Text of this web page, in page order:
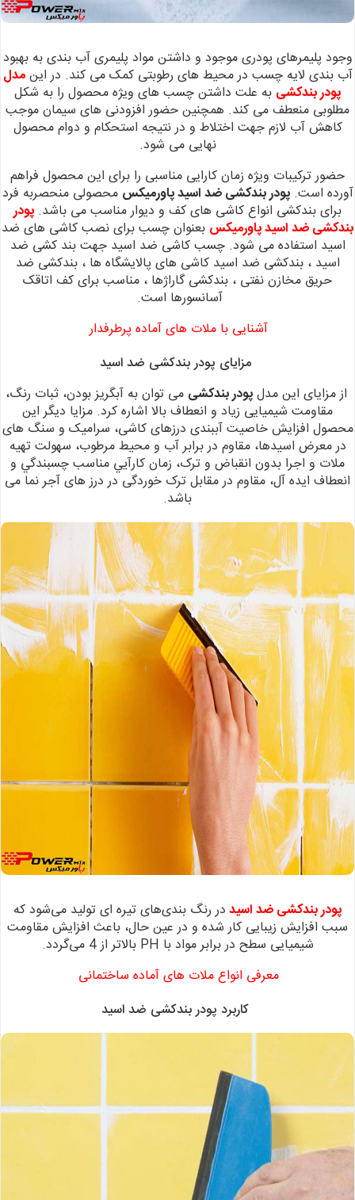
وجود پلیمرهای پودری موجود و داشتن مواد پلیمری آب بندی به بهبود
آب بندی لایه چسب در محیط های رطوبتی کمک می کند. در اینمدل
پودر بندکشی به علت داشتن چسب های ویژه محصول را به شکل
مطلوبی منعطف می کند. همچنین حضور افزودنی های سیمان موجب
کاهش آب لازم جهت اختلاط و در نتیجه استحکام و دوام محصول
نهایی می شود.
حضور ترکیبات ویژه زمان کارایی مناسبی را برای این محصول فراهم
آورده است.پودر بندکشی ضد اسید پاورمیکس محصولی منحصربه فرد
برای بندکشی انواع کاشی های کف و دیوار مناسب می باشد. پودر
بندکشی ضد اسید پاورمیکس بعنوان چسب برای نصب کاشی های ضد
اسید استفاده می شود. چسبکاشی ضد اسید جهت بند کشی ضد
اسید ، بندکشی ضد اسید کاشی های پالایشگاه ها ، بندکشی ضد
حریق مخازن نفتی ، بندکشی گاراژها ، مناسب برای کف اتاقک
آسانسورها است.
آشنایی با ملات های آماده پرطرفدار
مزایای پودر بندکشی ضد اسید
از مزایای این مدلپودر بندکشی می توان به آبگریز بودن، ثبات رنگ،
مقاومت شیمیایی زیاد و انعطاف بالا اشاره کرد. مزایا دیگراین
محصول افزایش خاصیت آببندی درزهای کاشی، سرامیک و سنگ های
در معرض اسیدها،مقاوم در ﺑﺮاﺑﺮ آب و ﻣﺤﻴﻂ ﻣﺮﻃﻮب، سهولت تهیه
ملات و اجرا بدون انقباض و ترک، زﻣﺎن ﻛﺎرآﻳﻲ مناسب ﭼﺴﺒﻨﺪﮔﻲ و
انعطاف ایده آل، مقاوم در مقابل ترک خوردگی در درز های آجر نما می
باشد.
پودر بندکشی ضد اسیددر رنگ بندی‌های تیره ای تولید می‌شود که
سبب افزایش زیبایی کار شده و در عین حال، باعث افزایش مقاومت
شیمیایی سطح در برابرمواد با PH بالاتر از 4 می‌گردد.
معرفی انواع ملات های آماده ساختمانی
کاربرد پودر بندکشی ضد اسید